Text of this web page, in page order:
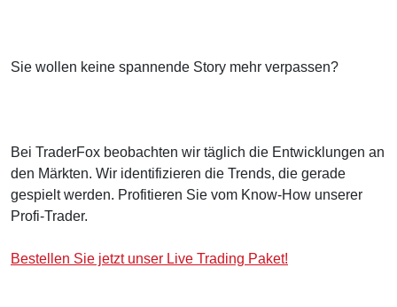
Sie wollen keine spannende Story mehr verpassen?
Bei TraderFox beobachten wir täglich die Entwicklungen an
den Märkten. Wir identifizieren die Trends, die gerade
gespielt werden. Profitieren Sie vom Know-How unserer
Profi-Trader.
Bestellen Sie jetzt unser Live Trading Paket!